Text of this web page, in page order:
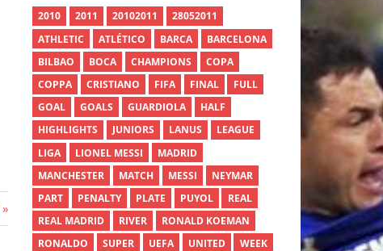
2010 2011 20102011
28052011
ATHLETIC
ATLÉTICO BARCA
BARCELONA
BILBAO
BOCA CHAMPIONS
COPA
COPPA
CRISTIANO FIFA FINAL
FULL
GOAL
GOALS GUARDIOLA
HALF
HIGHLIGHTS
JUNIORS LANUS
LEAGUE
LIGA
LIONEL MESSI
MADRID
MANCHESTER
MATCH MESSI
NEYMAR
PART
PENALTY PLATE PUYOL
REAL
REAL MADRID
RIVER
RONALD KOEMAN
RONALDO
SUPER UEFA UNITED WEEK